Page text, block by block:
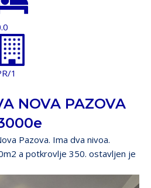
1
NOVA PAZOVA
Pazova. Ima dva nivoa.
a potkrovlje 350. ostavljen je